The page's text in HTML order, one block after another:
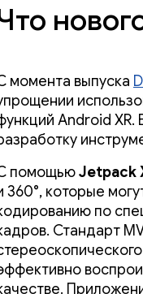
момента выпуска
Android
помощьюJetpack
360°, которые
по
Стандарт